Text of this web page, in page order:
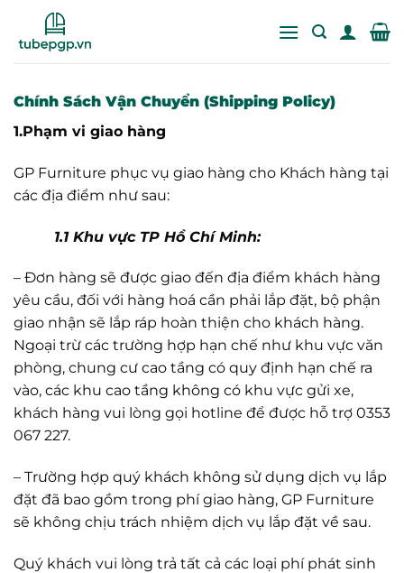
Chính Sách Vận Chuyển (Shipping Policy)
1.Phạm vi giao hàng
GP Furniture phục vụ giao hàng cho Khách hàng tại
các địa điểm như sau:
1.1 Khu vực TP Hồ Chí Minh:
– Đơn hàng sẽ được giao đến địa điểm khách hàng
yêu cầu, đối với hàng hoá cần phải lắp đặt, bộ phận
giao nhận sẽ lắp ráp hoàn thiện cho khách hàng.
Ngoại trừ các trường hợp hạn chế như khu vực văn
phòng, chung cư cao tầng có quy định hạn chế ra
vào, các khu cao tầng không có khu vực gửi xe,
khách hàng vui lòng gọi hotline để được hỗ trợ 0353
067 227.
– Trường hợp quý khách không sử dụng dịch vụ lắp
đặt đã bao gồm trong phí giao hàng, GP Furniture
sẽ không chịu trách nhiệm dịch vụ lắp đặt về sau.
Quý khách vui lòng trả tất cả các loại phí phát sinh